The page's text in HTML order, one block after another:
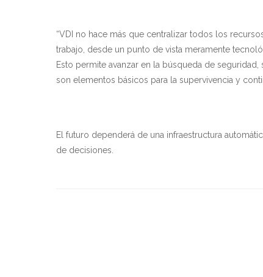
“VDI no hace más que centralizar todos los
trabajo, desde un punto de vista meramente
Esto permite avanzar en la búsqueda de
son elementos básicos para la supervivencia y
El futuro dependerá de una infraestructura
de decisiones.